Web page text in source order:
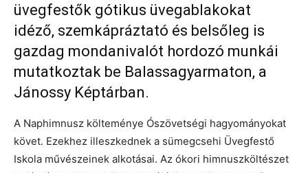
üvegfestők gótikus üvegablakokat
idéző, szemkápráztató és belsőleg is
gazdag mondanivalót hordozó munkái
mutatkoztak be Balassagyarmaton, a
Jánossy Képtárban.
A Naphimnusz költeménye Ószövetségi hagyományokat
követ. Ezekhez illeszkednek a sümegcsehi Üvegfestő
Iskola művészeinek alkotásai. Az ókori himnuszköltészet